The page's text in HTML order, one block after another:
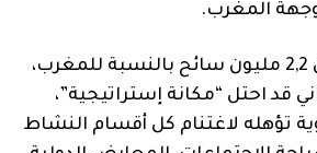
المغرب.
وبتوفره على أزيد من 2,2 مليون سائح بالنسبة للمغرب،
قد احتل “مكانة إستراتيجية”،
تؤهله لاغتنام كل أقسام النشاط